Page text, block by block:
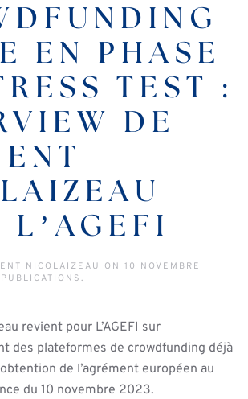
EN PHASE
TEST :
DE
L’AGEFI
NICOLAIZEAU ON 10 NOVEMBRE
PUBLICATIONS .
revient pour L’AGEFI sur
des plateformes de crowdfunding déjà
de l’agrément européen au
du 10 novembre 2023.